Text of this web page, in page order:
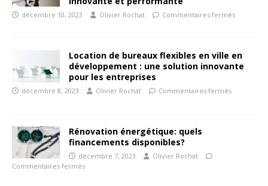
décembre 10, 2023 Olivier Rochat Commentaires fermés
Location de bureaux flexibles en ville en
développement : une solution innovante
pour les entreprises
décembre 8, 2023 Olivier Rochat Commentaires fermés
Rénovation énergétique: quels
financements disponibles?
décembre 7, 2023
Olivier Rochat
Commentaires fermés